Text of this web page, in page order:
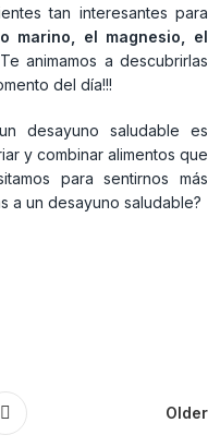
tan interesantes para
marino, el magnesio, el
animamos a descubrirlas
del día!!!
desayuno saludable es
y combinar alimentos que
para sentirnos más
a un desayuno saludable?
Older